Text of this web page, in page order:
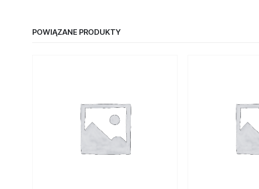
POWIĄZANE PRODUKTY